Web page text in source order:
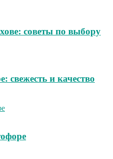
советы по выбору
свежесть и качество